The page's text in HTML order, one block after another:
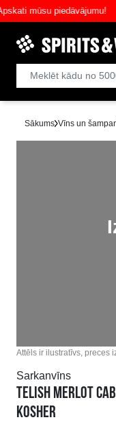
mūsu piedāvājumu!
Sākums Vīns un
Attēls ir ilustratīvs, preces
Sarkanvīns
TELISH MERLOT
KOSHER